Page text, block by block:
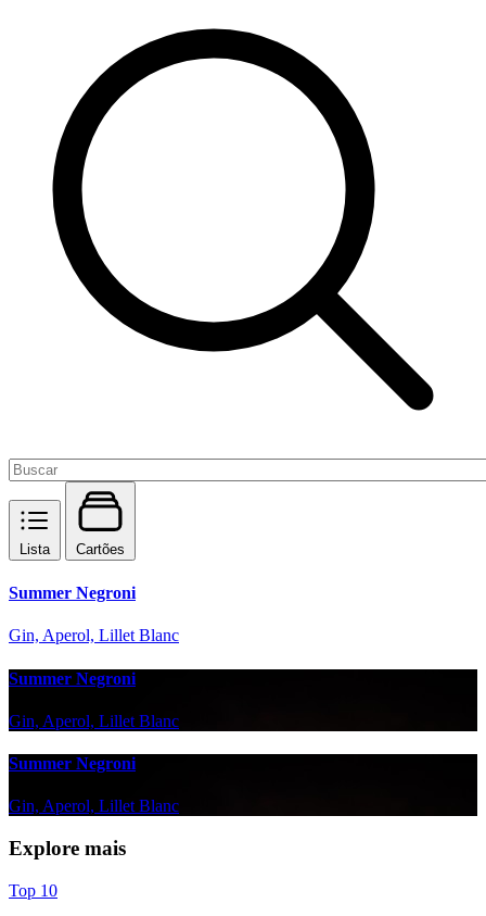
Lista Cartões
Summer Negroni
Gin, Aperol, Lillet Blanc
Summer Negroni
Gin, Aperol, Lillet Blanc
Summer Negroni
Gin, Aperol, Lillet Blanc
Explore mais
Top 10